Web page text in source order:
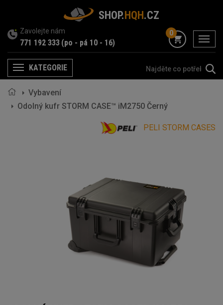
SHOP.HQH.CZ
Zavolejte nám
771 192 333 (po - pá 10 - 16) menu
0
MenuKATEGORIE
Vybavení
Odolný kufr STORM CASE™ iM2750 Černý
PELI STORM CASES